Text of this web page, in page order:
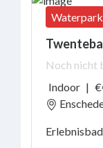
Schwimmkurse
Waterpark
Noch nicht
Indoor |